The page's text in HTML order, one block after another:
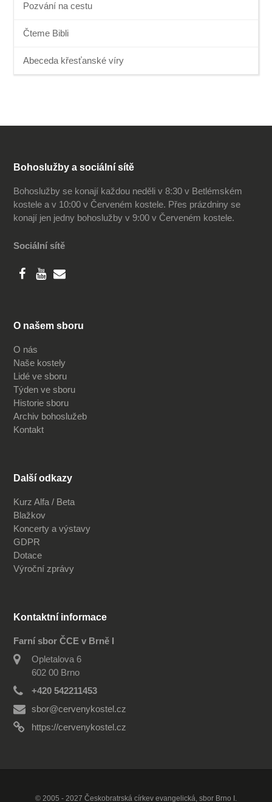
Pozvání na cestu
Čteme Bibli
Abeceda křesťanské víry
Bohoslužby a sociální sítě
Bohoslužby se konají každou neděli v 8:30 v Betlémském
kostele a v 10:00 v Červeném kostele. Přes prázdniny se
konají jen jedny bohoslužby v 9:00 v Červeném kostele.
Sociální sítě
O našem sboru
O nás
Naše kostely
Lidé ve sboru
Týden ve sboru
Historie sboru
Archiv bohoslužeb
Kontakt
Další odkazy
Kurz Alfa / Beta
Blažkov
Koncerty a výstavy
GDPR
Dotace
Výroční zprávy
Kontaktní informace
Farní sbor ČCE v Brně I
Opletalova 6
602 00 Brno
+420 542211453
sbor@cervenykostel.cz
https://cervenykostel.cz
© 2005 - 2027 Českobratrská církev evangelická, sbor Brno I.